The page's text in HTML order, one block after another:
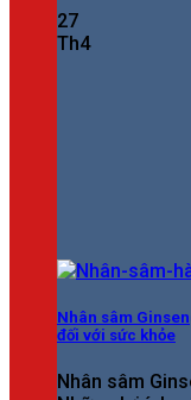
27
Th4
Nhân sâm
đối với sức khỏe
Nhân sâm